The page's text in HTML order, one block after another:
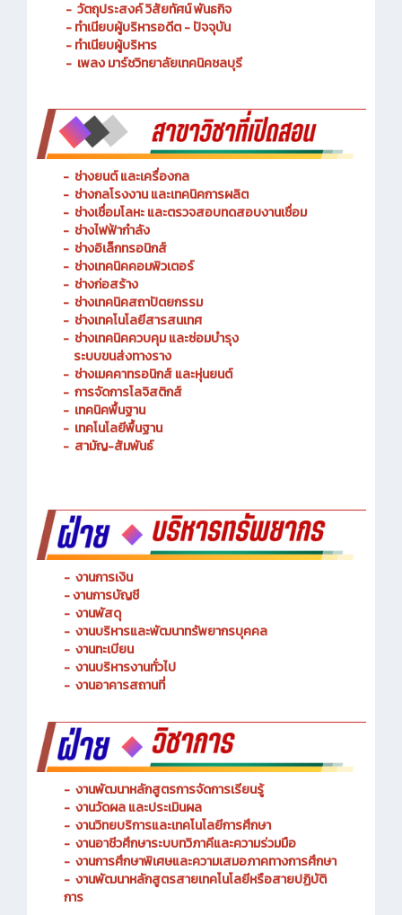
- ประวัติความเป็นมา
- วัตถุประสงค์ วิสัยทัศน์ พันธกิจ
- ทำเนียบผู้บริหารอดีต - ปัจจุบัน
- ทำเนียบผู้บริหาร
- ช่างยนต์ และเครื่องกล
- ช่างกลโรงงาน และเทคนิคการผลิต
- ช่างเชื่อมโลหะ และตรวจสอบทดสอบงานเชื่อม
- ช่างไฟฟ้ากำลัง
- ช่างอิเล็กทรอนิกส์
- ช่างเทคนิคคอมพิวเตอร์
- ช่างก่อสร้าง
- ช่างเทคนิคสถาปัตยกรรม
- ช่างเทคโนโลยีสารสนเทศ
ช่างเทคนิคควบคุม และซ่อมบำรุง
ระบบขนส่งทางราง
- ช่างเมคคาทรอนิกส์ และหุ่นยนต์
- การจัดการโลจิสติกส์
- เทคนิคพื้นฐาน
- เทคโนโลยีพื้นฐาน
-งานการเงิน
- งานการบัญชี
- งานพัสดุ
- งานบริหารและพัฒนาทรัพยากรบุคคล
- งานทะเบียน
- งานบริหารงานทั่วไป
- งานพัฒนาหลักสูตรการจัดการเรียนรู้
- งานวัดผล และประเมินผล
- งานวิทยบริการและเทคโนโลยีการศึกษา
- งานอาชีวศึกษาระบบทวิภาคีและความร่วมมือ
- งานการศึกษาพิเศษและความเสมอภาคทางการศึกษา
- งานพัฒนาหลักสูตรสายเทคโนโลยีหรือสายปฏิบัติ